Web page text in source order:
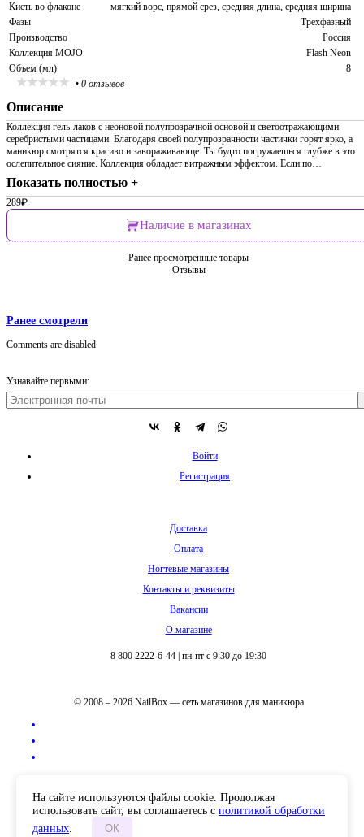
Кисть во флаконе
мягкий ворс, прямой срез, средняя длина, средняя ширина
Фазы
Трехфазный
Производство
Россия
Коллекция MOJO
Flash Neon
Объем (мл)
8
• 0 отзывов
Описание
Коллекция гель-лаков с неоновой полупрозрачной основой и светоотражающими
серебристыми частицами. Благодаря своей полупрозрачности частички горят ярко, а
маникюр смотрятся красиво и завораживающе. Ты будто погружаешься глубже в это
ослепительное сияние. Коллекция обладает витражным эффектом. Если по…
Показать полностью +
289₽
Наличие в магазинах
Ранее просмотренные товары
Отзывы
Ранее смотрели
Comments are disabled
Узнавайте первыми:
Войти
Регистрация
Доставка
Оплата
Ногтевые магазины
Контакты и реквизиты
Вакансии
О магазине
8 800 2222-6-44 пн-пт с 9:30 до 19:30
© 2008 – 2026 NailBox — сеть магазинов для маникюра
На сайте используются файлы cookie. Продолжая
использовать сайт, вы соглашаетесь с политикой обработки
данных. ОК